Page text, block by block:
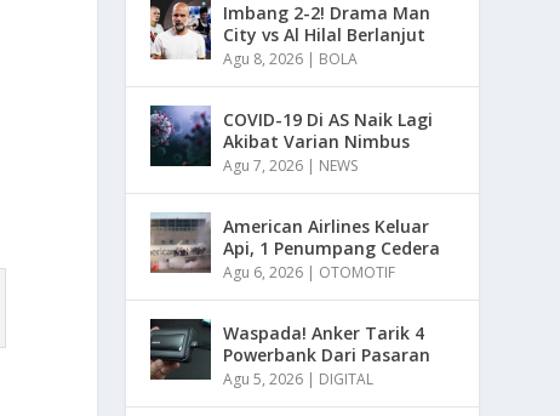
Imbang 2-2! Drama Man
City vs Al Hilal Berlanjut
Agu 8, 2026 | BOLA
COVID-19 Di AS Naik Lagi
Akibat Varian Nimbus
Agu 7, 2026 | NEWS
American Airlines Keluar
Api, 1 Penumpang Cedera
Agu 6, 2026 | OTOMOTIF
Waspada! Anker Tarik 4
Powerbank Dari Pasaran
Agu 5, 2026 | DIGITAL